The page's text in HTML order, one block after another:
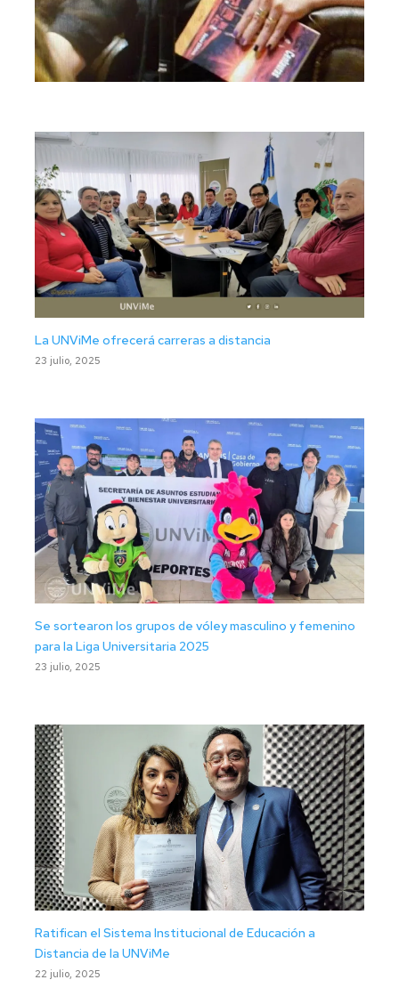
La UNViMe ofrecerá carreras a distancia
23 julio, 2025
Se sortearon los grupos de vóley masculino y femenino
para la Liga Universitaria 2025
23 julio, 2025
Ratifican el Sistema Institucional de Educación a
Distancia de la UNViMe
22 julio, 2025